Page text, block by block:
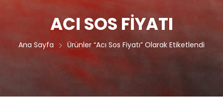
ACI SOS FIYATI
Ana Sayfa Ürünler “acı Sos Fiyatı” Olarak Etiketlendi